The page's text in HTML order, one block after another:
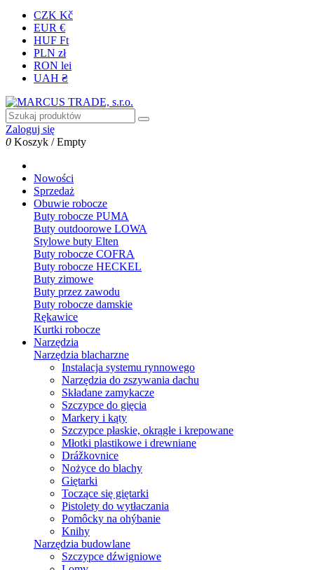
CZK Kč
EUR €
HUF Ft
PLN zł
RON lei
UAH ₴
Zaloguj się
0 Koszyk /Empty
Nowości
Sprzedaż
Obuwie robocze
Buty robocze PUMA
Buty outdoorowe LOWA
Stylowe buty Elten
Buty robocze COFRA
Buty robocze HECKEL
Buty zimowe
Buty przez zawodu
Buty robocze damskie
Rękawice
Kurtki robocze
Narzędzia
Narzędzia blacharzne
Instalacja systemu rynnowego
Narzędzia do zszywania dachu
Składane zamykacze
Szczypce do gięcia
Markery i kąty
Szczypce płaskie, okrągłe i krepowane
Młotki plastikowe i drewniane
Drážkovnice
Nożyce do blachy
Giętarki
Toczące się giętarki
Pistolety do wytłaczania
Pomôcky na ohýbanie
Knihy
Narzędzia budowlane
Szczypce dźwigniowe